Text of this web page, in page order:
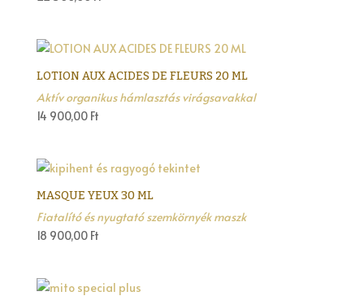
LOTION AUX ACIDES DE FLEURS 20 ML
Aktív organikus hámlasztás virágsavakkal
14 900,00 Ft
MASQUE YEUX 30 ML
Fiatalító és nyugtató szemkörnyék maszk
18 900,00 Ft